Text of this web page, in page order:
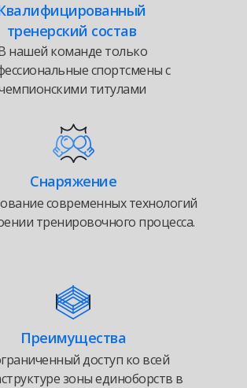
тренерский состав
нашей команде только
спортсмены с
титулами
Снаряжение
современных технологий
тренировочного процесса.
Преимущества
доступ ко всей
зоны единоборств в